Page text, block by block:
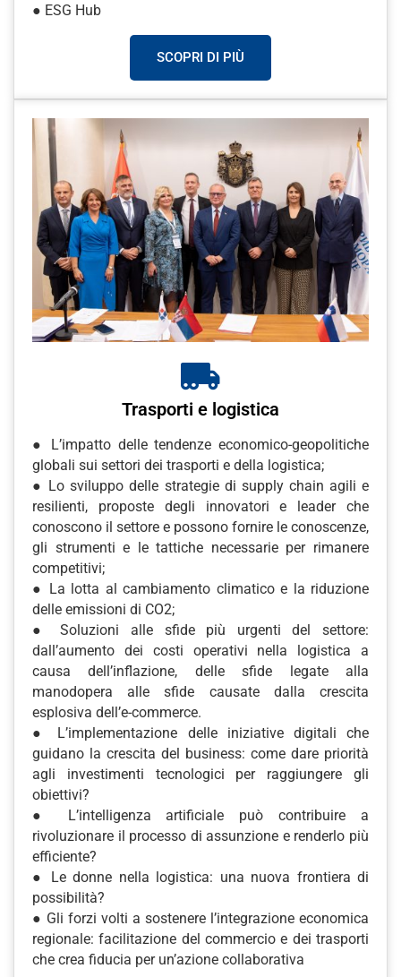
● ESG Hub
SCOPRI DI PIÙ
Trasporti e logistica
● L’impatto delle tendenze economico-geopolitiche
globali sui settori dei trasporti e della logistica;
● Lo sviluppo delle strategie di supply chain agili e
resilienti, proposte degli innovatori e leader che
conoscono il settore e possono fornire le conoscenze,
gli strumenti e le tattiche necessarie per rimanere
competitivi;
● La lotta al cambiamento climatico e la riduzione
delle emissioni di CO2;
● Soluzioni alle sfide più urgenti del settore:
dall’aumento dei costi operativi nella logistica a
causa dell’inflazione, delle sfide legate alla
manodopera alle sfide causate dalla crescita
esplosiva dell’e-commerce.
● L’implementazione delle iniziative digitali che
guidano la crescita del business: come dare priorità
agli investimenti tecnologici per raggiungere gli
obiettivi?
● L’intelligenza artificiale può contribuire a
rivoluzionare il processo di assunzione e renderlo più
efficiente?
● Le donne nella logistica: una nuova frontiera di
possibilità?
● Gli forzi volti a sostenere l’integrazione economica
regionale: facilitazione del commercio e dei trasporti
che crea fiducia per un’azione collaborativa